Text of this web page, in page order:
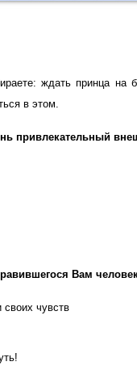
ждать принца на
в этом.
привлекательный
Вам
своих чувств